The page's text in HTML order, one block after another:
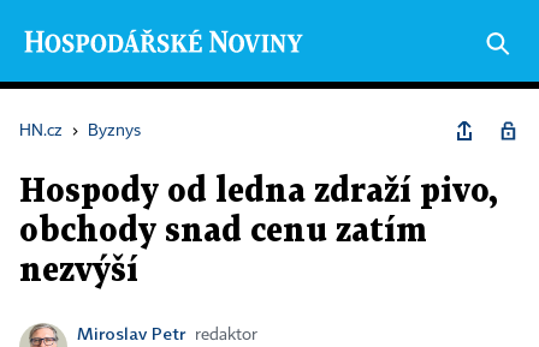
HN.cz › Byznys
Hospody od ledna zdraží pivo,
obchody snad cenu zatím
nezvýší
Miroslav Petr
redaktor